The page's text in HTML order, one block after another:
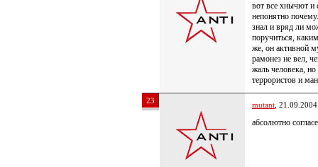
вот все хнычют и
непонятно
знал и вряд ли
поручиться,
же, он активной
рамонез не вел,
жаль человека,
террористов и
23 mutant ,
абсолютно